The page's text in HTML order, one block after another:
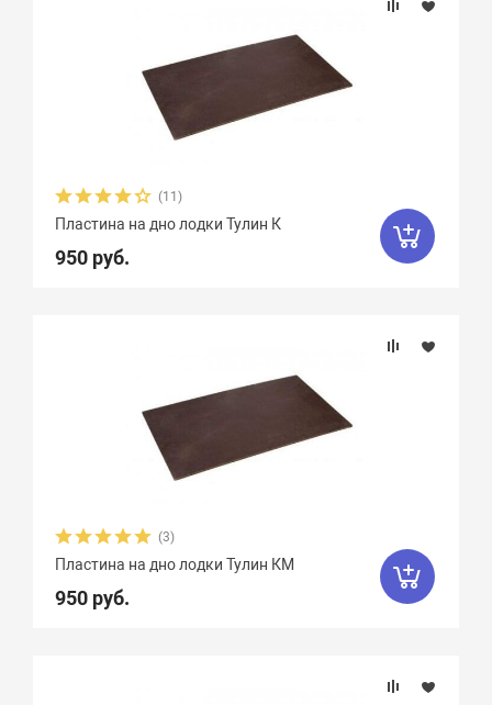
(11)
Пластина на дно лодки Тулин К
950 руб.
(3)
Пластина на дно лодки Тулин КМ
950 руб.